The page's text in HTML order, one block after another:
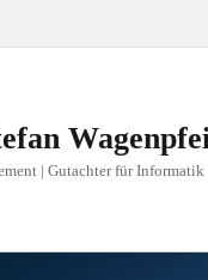
| Gutachter für Informatik